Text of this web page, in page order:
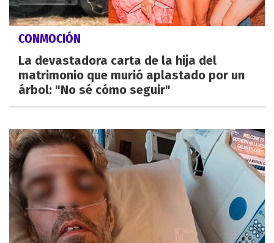
CONMOCIÓN
La devastadora carta de la hija del
matrimonio que murió aplastado por un
árbol: "No sé cómo seguir"